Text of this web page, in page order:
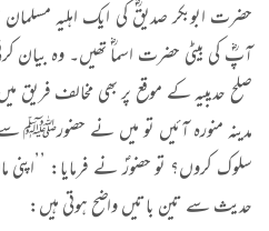
حضرت ابوبکر صدیقؓ کی ایک اہلیہ
آپؓ کی بیٹی حضرت اسماؓ تھیں۔ وہ بیان
صلح حدیبیہ کے موقع پر بھی مخالف
مدینہ منورہ آئیں تو میں نے حضورﷺ سے
سلوک کروں؟ تو حضورؐ نے فرمایا:
حدیث سے تین باتیں واضح ہوتی ہیں: